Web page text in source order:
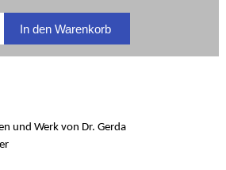
und Werk von Dr. Gerda